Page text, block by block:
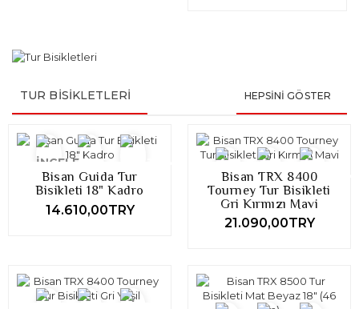
TUR BISIKLETLERI HEPSINI GÖSTER
Bisan Guida Tur
Bisikleti 18" Kadro
14.610,00TRY
Bisan TRX 8400
Tourney Tur Bisikleti
Gri Kırmızı Mavi
21.090,00TRY